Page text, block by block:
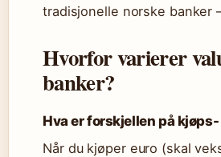
tradisjonelle norske banker
Hvorfor varierer
banker?
Hva er forskjellen på
Når du kjøper euro (skal